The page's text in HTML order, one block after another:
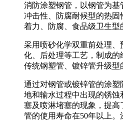
消防涂塑钢管，以钢管为
冲击性、防腐耐候型的热
着力、防腐、食品级卫生型
采用喷砂化学双重前处理、
化、后处理等工艺，制成
传统钢塑管、镀锌管升级型
通过对钢管或镀锌管的涂
地和输水过程中出现的锈
塞及喷淋堵塞的现象，提
管的使用寿命在50年以上